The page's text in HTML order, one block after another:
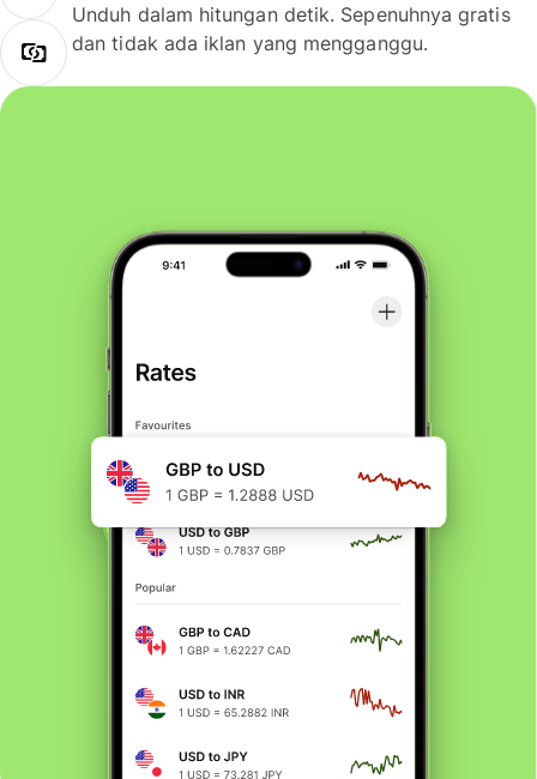
Unduh dalam hitungan detik. Sepenuhnya gratis
dan tidak ada iklan yang mengganggu.